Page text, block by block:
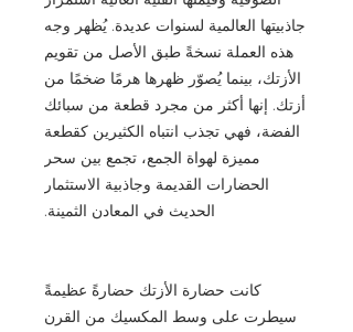
جاذبيتها العالمية لسنوات عديدة. يُظهر وجه
هذه العملة نسخةً طبق الأصل من تقويم
الأزتك، بينما يُصوّر ظهرها هرمًا ضخمًا من
أزتك. إنها أكثر من مجرد قطعة من سبائك
الفضة، فهي تجذب انتباه الكثيرين كقطعة
مميزة لهواة الجمع، تجمع بين سحر
الحضارات القديمة وجاذبية الاستثمار
الحديث في المعادن الثمينة.
كانت حضارة الأزتك حضارةً عظيمةً
سيطرت على وسط المكسيك من القرن